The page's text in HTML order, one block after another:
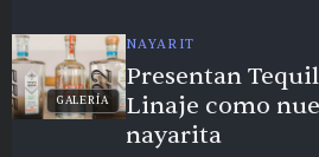
GALERÍA
NAYARIT
Presentan
Linaje como
nayarita